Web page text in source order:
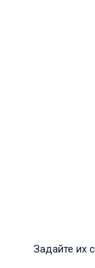
Задайте их